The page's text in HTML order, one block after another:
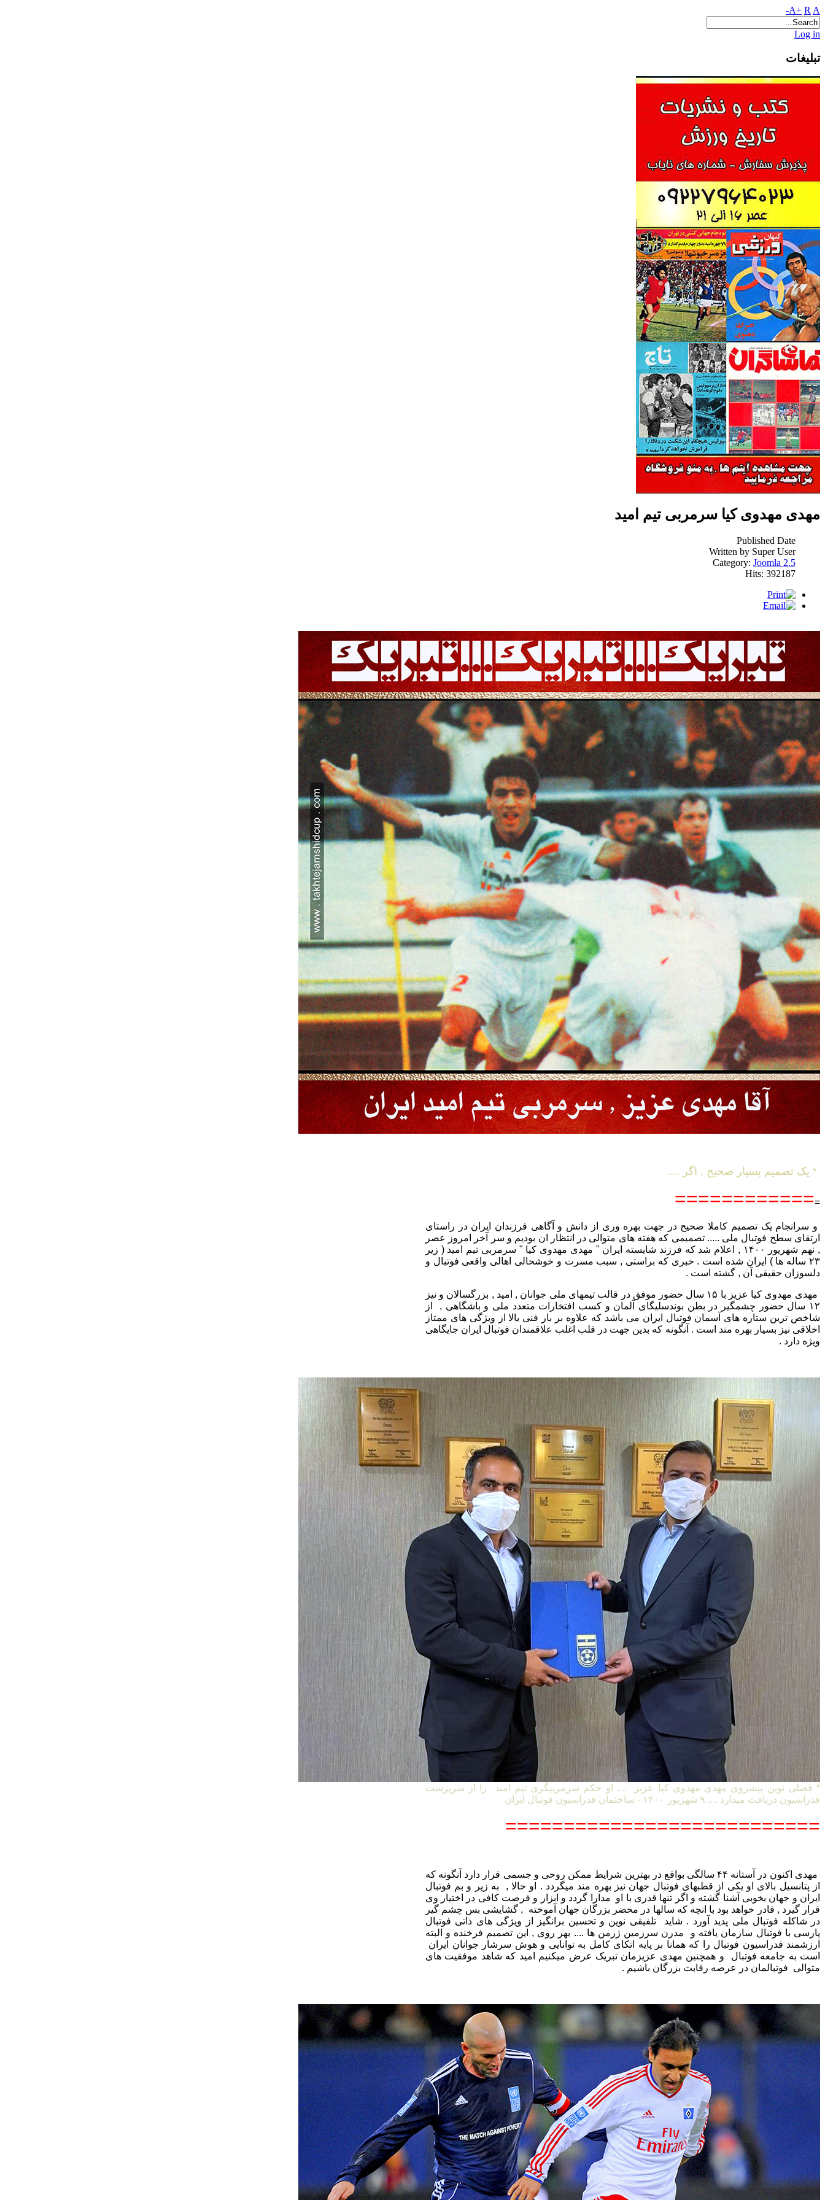
A+ R A-
Log in
تبلیغات
مهدی مهدوی کیا سرمربی تیم امید
Published Date
Written by Super User
Category: Joomla 2.5
Hits: 392187
* یک تصمیم بسیار صحیح , اگر ....
=
============
و سرانجام یک تصمیم کاملا صحیح در جهت بهره وری از دانش و آگاهی فرزندان ایران در راستای
ارتقای سطح فوتبال ملی ..... تصمیمی که هفته های متوالی در انتظار ان بودیم و سر آخر امروز عصر
, نهم شهریور ۱۴۰۰ , اعلام شد که فرزند شایسته ایران " مهدی مهدوی کیا " سرمربی تیم امید ( زیر
۲۳ ساله ها ) ایران شده است . خبری که براستی , سبب مسرت و خوشحالی اهالی واقعی فوتبال و
دلسوزان حقیقی آن , گشته است .
مهدی مهدوی کیا عزیز با ۱۵ سال حضور موفق در قالب تیمهای ملی جوانان , امید , بزرگسالان و نیز
۱۲ سال حضور چشمگیر در بطن بوندسلیگای آلمان و کسب افتخارات متعدد ملی و باشگاهی , از
شاخص ترین ستاره های آسمان فوتبال ایران می باشد که علاوه بر بار فنی بالا از ویژگی های ممتاز
اخلاقی نیز بسیار بهره مند است . آنگونه که بدین جهت در قلب اغلب علاقمندان فوتبال ایران جایگاهی
ویژه دارد .
* فصلی نوین پیشروی مهدی مهدوی کیا عزیز .... او حکم سرمربیگری تیم امید را از سرپرست
فدراسیون دریافت میدارد .... ۹ شهریور ۱۴۰۰ - ساختمان فدراسیون فوتبال ایران
===========================
مهدی اکنون در آستانه ۴۴ سالگی بواقع در بهترین شرایط ممکن روحی و جسمی قرار دارد آنگونه که
از پتانسیل بالای او یکی از قطبهای فوتبال جهان نیز بهره مند میگردد . او حالا , به زیر و بم فوتبال
ایران و جهان بخوبی آشنا گشته و اگر تنها قدری با او مدارا گردد و ابزار و فرصت کافی در اختیار وی
قرار گیرد , قادر خواهد بود با انچه که سالها در محضر بزرگان جهان آموخته , گشایشی بس چشم گیر
در شاکله فوتبال ملی پدید آورد . شاید تلفیقی نوین و تحسین برانگیز از ویژگی های ذاتی فوتبال
پارسی با فوتبال سازمان یافته و مدرن سرزمین ژرمن ها .... بهر روی , این تصمیم فرخنده و البته
ارزشمند فدراسیون فوتبال را که همانا بر پایه اتکای کامل به توانایی و هوش سرشار جوانان ایران
است به جامعه فوتبال و همچنین مهدی عزیزمان تبریک عرض میکنیم امید که شاهد موفقیت های
متوالی فوتبالمان در عرصه رقابت بزرگان باشیم .